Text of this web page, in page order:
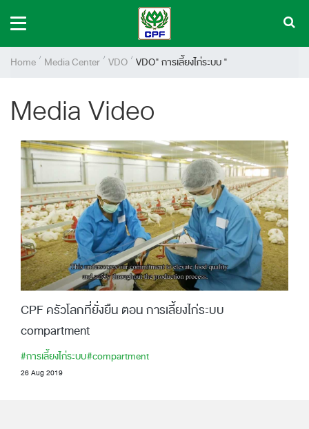
Home Media Center VDO VDO" การเลี้ยงไก่ระบบ "
Media Video
CPF ครัวโลกที่ยั่งยืน ตอน การเลี้ยงไก่ระบบ
compartment
#การเลี้ยงไก่ระบบ#compartment
26 Aug 2019